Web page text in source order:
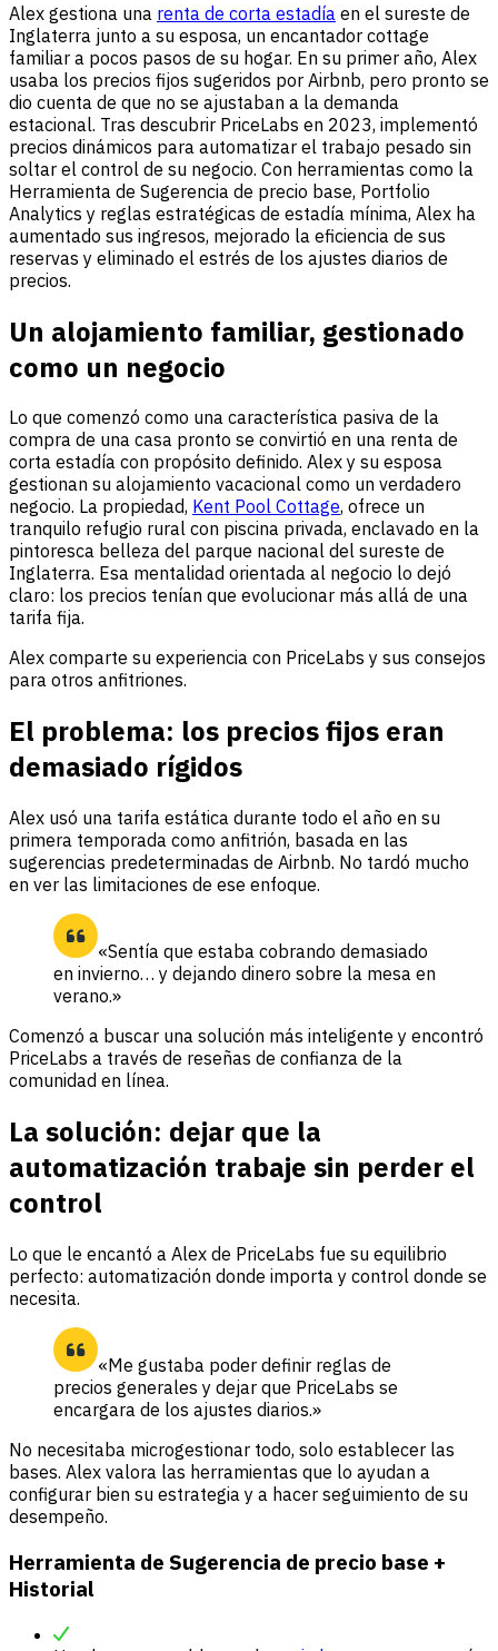
Alex gestiona una renta de corta estadía en el sureste de
Inglaterra junto a su esposa, un encantador cottage
familiar a pocos pasos de su hogar. En su primer año, Alex
usaba los precios fijos sugeridos por Airbnb, pero pronto se
dio cuenta de que no se ajustaban a la demanda
estacional. Tras descubrir PriceLabs en 2023, implementó
precios dinámicos para automatizar el trabajo pesado sin
soltar el control de su negocio. Con herramientas como la
Herramienta de Sugerencia de precio base, Portfolio
Analytics y reglas estratégicas de estadía mínima, Alex ha
aumentado sus ingresos, mejorado la eficiencia de sus
reservas y eliminado el estrés de los ajustes diarios de
precios.
Un alojamiento familiar, gestionado
como un negocio
Lo que comenzó como una característica pasiva de la
compra de una casa pronto se convirtió en una renta de
corta estadía con propósito definido. Alex y su esposa
gestionan su alojamiento vacacional como un verdadero
negocio. La propiedad, Kent Pool Cottage, ofrece un
tranquilo refugio rural con piscina privada, enclavado en la
pintoresca belleza del parque nacional del sureste de
Inglaterra. Esa mentalidad orientada al negocio lo dejó
claro: los precios tenían que evolucionar más allá de una
tarifa fija.
Alex comparte su experiencia con PriceLabs y sus consejos
para otros anfitriones.
El problema: los precios fijos eran
demasiado rígidos
Alex usó una tarifa estática durante todo el año en su
primera temporada como anfitrión, basada en las
sugerencias predeterminadas de Airbnb. No tardó mucho
en ver las limitaciones de ese enfoque.
«Sentía que estaba cobrando demasiado
en invierno… y dejando dinero sobre la mesa en
verano.»
Comenzó a buscar una solución más inteligente y encontró
PriceLabs a través de reseñas de confianza de la
comunidad en línea.
La solución: dejar que la
automatización trabaje sin perder el
control
Lo que le encantó a Alex de PriceLabs fue su equilibrio
perfecto: automatización donde importa y control donde se
necesita.
«Me gustaba poder definir reglas de
precios generales y dejar que PriceLabs se
encargara de los ajustes diarios.»
No necesitaba microgestionar todo, solo establecer las
bases. Alex valora las herramientas que lo ayudan a
configurar bien su estrategia y a hacer seguimiento de su
desempeño.
Herramienta de Sugerencia de precio base +
Historial